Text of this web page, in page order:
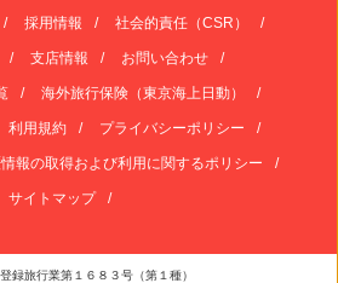
採用情報 社会的責任（CSR）
支店情報 お問い合わせ
海外旅行保険（東京海上日動）
利用規約 プライバシーポリシー
報の取得および利用に関するポリシー
サイトマップ
録旅行業第１６８３号（第１種）